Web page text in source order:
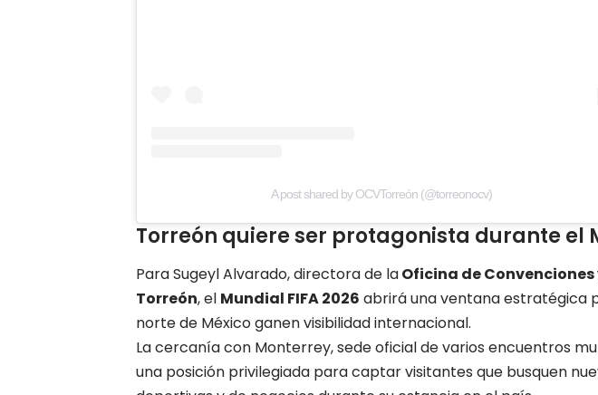
A post shared by OCVTorreón (@torreonocv)
Torreón quiere ser protagonista durante el
Para Sugeyl Alvarado, directora de laOficina de
Torreón, el Mundial FIFA 2026 abrirá una ventana estratégica
norte de México ganen visibilidad internacional.
La cercanía con Monterrey, sede oficial de varios encuentros
una posición privilegiada para captar visitantes que busquen